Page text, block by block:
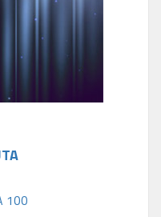
100